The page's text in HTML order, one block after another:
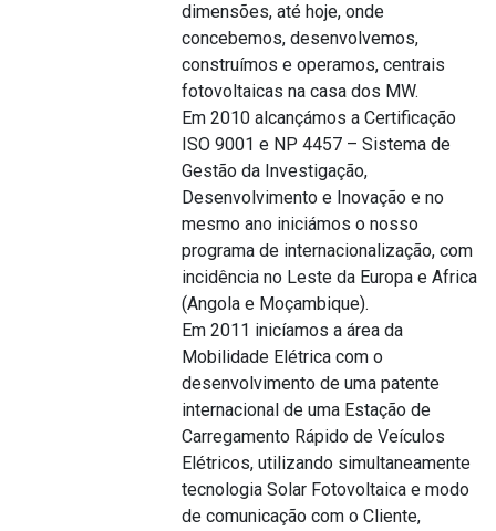
dimensões, até hoje, onde
concebemos, desenvolvemos,
construímos e operamos, centrais
fotovoltaicas na casa dos MW.
Em 2010 alcançámos a Certificação
ISO 9001 e NP 4457 – Sistema de
Gestão da Investigação,
Desenvolvimento e Inovação e no
mesmo ano iniciámos o nosso
programa de internacionalização, com
incidência no Leste da Europa e Africa
(Angola e Moçambique).
Em 2011 inicíamos a área da
Mobilidade Elétrica com o
desenvolvimento de uma patente
internacional de uma Estação de
Carregamento Rápido de Veículos
Elétricos, utilizando simultaneamente
tecnologia Solar Fotovoltaica e modo
de comunicação com o Cliente,